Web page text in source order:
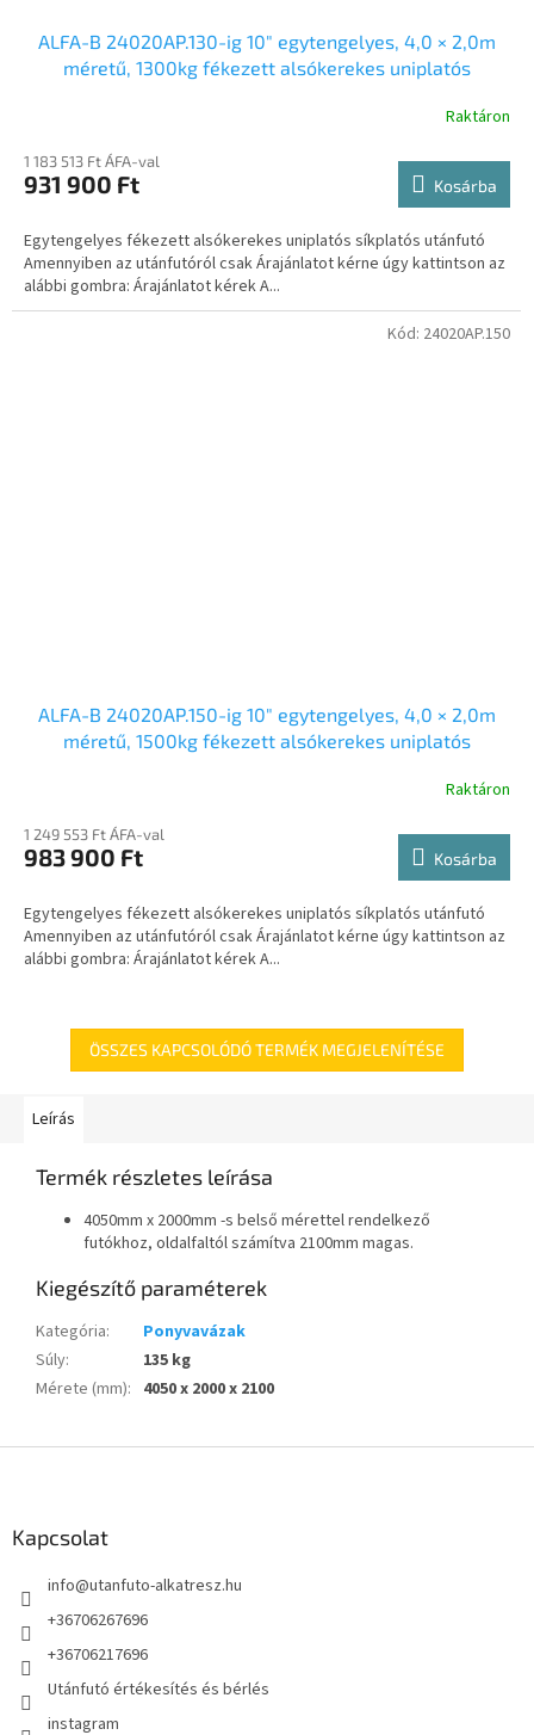
ALFA-B 24020AP.130-ig 10″ egytengelyes, 4,0 × 2,0m
méretű, 1300kg fékezett alsókerekes uniplatós
Raktáron
1 183 513 Ft ÁFA-val
931 900 Ft Kosárba
Egytengelyes fékezett alsókerekes uniplatós síkplatós utánfutó
Amennyiben az utánfutóról csak Árajánlatot kérne úgy kattintson az
alábbi gombra: Árajánlatot kérek A...
ALFA-B 24020AP.150-ig 10″ egytengelyes, 4,0 × 2,0m
méretű, 1500kg fékezett alsókerekes uniplatós
Raktáron
1 249 553 Ft ÁFA-val
983 900 Ft Kosárba
Egytengelyes fékezett alsókerekes uniplatós síkplatós utánfutó
Amennyiben az utánfutóról csak Árajánlatot kérne úgy kattintson az
alábbi gombra: Árajánlatot kérek A...
Kód: 24020AP.150
ÖSSZES KAPCSOLÓDÓ TERMÉK MEGJELENÍTÉSE
Leírás
Termék részletes leírása
4050mm x 2000mm -s belső mérettel rendelkező
futókhoz, oldalfaltól számítva 2100mm magas.
Kiegészítő paraméterek
Kategória:
Ponyvavázak
Súly:
135 kg
Mérete (mm): 4050 x 2000 x 2100
Kapcsolat
info@utanfuto-alkatresz.hu
+36706267696
+36706217696
Utánfutó értékesítés és bérlés
instagram